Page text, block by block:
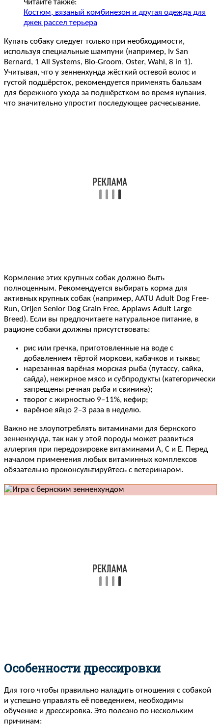
Читайте также:
Костюм, вязаный комбинезон и другая одежда для
джек рассел терьера
Купать собаку следует только при необходимости,
используя специальные шампуни (например, Iv San
Bernard, 1 All Systems, Bio-Groom, Oster, Wahl, 8 in 1).
Учитывая, что у зенненхунда жёсткий остевой волос и
густой подшёрсток, рекомендуется применять бальзам
для бережного ухода за подшёрстком во время купания,
что значительно упростит последующее расчесывание.
Кормление этих крупных собак должно быть
полноценным. Рекомендуется выбирать корма для
активных крупных собак (например, AATU Adult Dog Free-
Run, Orijen Senior Dog Grain Free, Applaws Adult Large
Breed). Если вы предпочитаете натуральное питание, в
рационе собаки должны присутствовать:
рис или гречка, приготовленные на воде с
добавлением тёртой моркови, кабачков и тыквы;
нарезанная варёная морская рыба (путассу, сайка,
сайда), нежирное мясо и субпродукты (категорически
запрещены речная рыба и свинина);
творог с жирностью 9–11%, кефир;
варёное яйцо 2–3 раза в неделю.
Важно не злоупотреблять витаминами для бернского
зенненхунда, так как у этой породы может развиться
аллергия при передозировке витаминами А, С и Е. Перед
началом применения любых витаминных комплексов
обязательно проконсультируйтесь с ветеринаром.
Особенности дрессировки
Для того чтобы правильно наладить отношения с собакой
и успешно управлять её поведением, необходимы
обучение и дрессировка. Это полезно по нескольким
причинам: